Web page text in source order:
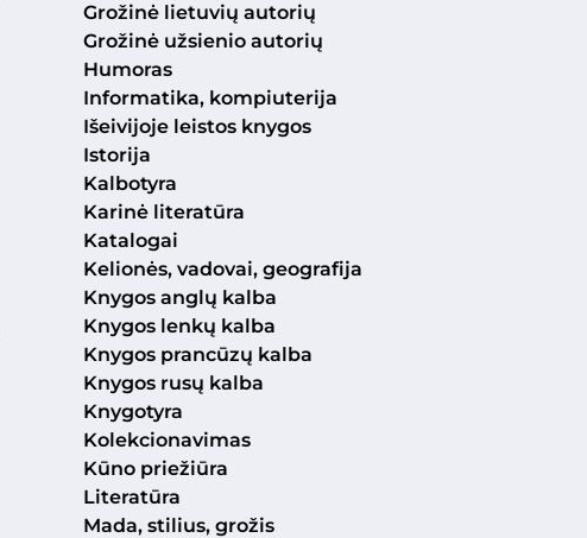
Grožinė lietuvių autorių
Grožinė užsienio autorių
Humoras
Informatika, kompiuterija
Išeivijoje leistos knygos
Istorija
Kalbotyra
Karinė literatūra
Katalogai
Kelionės, vadovai, geografija
Knygos anglų kalba
Knygos lenkų kalba
Knygos prancūzų kalba
Knygos rusų kalba
Knygotyra
Kolekcionavimas
Kūno priežiūra
Literatūra
Mada, stilius, grožis